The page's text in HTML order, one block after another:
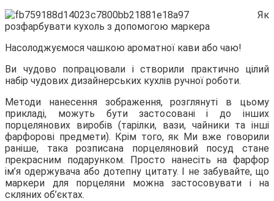
Насолоджуємося чашкою ароматної кави або чаю!
Ви чудово попрацювали і створили практично цілий
набір чудових дизайнерських кухлів ручної роботи.
Методи нанесення зображення, розглянуті в цьому
прикладі, можуть бути застосовані і до інших
порцелянових виробів (тарілки, вази, чайники та інші
фарфорові предмети). Крім того, як Ми вже говорили
раніше, така розписана порцеляновий посуд стане
прекрасним подарунком. Просто нанесіть на фарфор
ім’я одержувача або дотепну цитату. І не забувайте, що
маркери для порцеляни можна застосовувати і на
скляних об’єктах.